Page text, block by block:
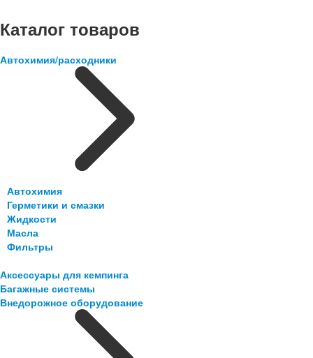
Каталог товаров
Автохимия/расходники
Автохимия
Герметики и смазки
Жидкости
Масла
Фильтры
Аксессуары для кемпинга
Багажные системы
Внедорожное оборудование